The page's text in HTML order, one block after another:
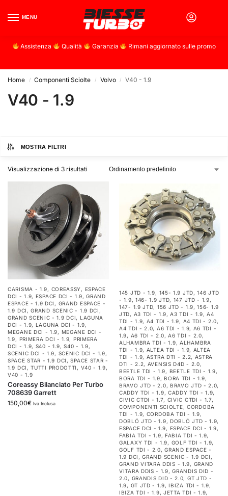
MENU
Assistenza Qualità Garanzia Rimani aggiornato sulle promo
Home / Componenti Sciolte / Volvo / V40 - 1.9
V40 - 1.9
MOSTRA FILTRI
Visualizzazione di 3 risultati
CARISMA - 1.9, COREASSY , ESPACE
DCI - 1.9, ESPACE DCI - 1.9,GRAND
ESPACE - 1.9 DCI , GRAND ESPACE -
1.9 DCI ,GRAND SCENIC - 1.9 DCI ,
GRAND SCENIC - 1.9 DCI, LAGUNA
DCI - 1.9, LAGUNA DCI - 1.9,
MEGANE DCI - 1.9, MEGANE DCI -
1.9, PRIMERA DCI - 1.9, PRIMERA
DCI - 1.9, S40 - 1.9,S40 - 1.9,
SCENIC DCI - 1.9, SCENIC DCI - 1.9,
SPACE STAR - 1.9 DCI ,SPACE STAR -
1.9 DCI ,TUTTI PRODOTTI , V40 - 1.9,
V40 - 1.9
Coreassy Bilanciato Per Turbo
708639 Garrett
150,00€ Iva Inclusa
145 JTD - 1.9, 145- 1.9 JTD,146 JTD
- 1.9, 146- 1.9 JTD, 147 JTD - 1.9,
147- 1.9 JTD, 156 JTD - 1.9,156- 1.9
JTD, A3 TDI - 1.9,A3 TDI - 1.9,A4
TDI - 1.9, A4 TDI - 1.9, A4 TDI - 2.0,
A4 TDI - 2.0, A6 TDI - 1.9, A6 TDI -
1.9, A6 TDI - 2.0,A6 TDI - 2.0,
ALHAMBRA TDI - 1.9,ALHAMBRA
TDI - 1.9, ALTEA TDI - 1.9, ALTEA
TDI - 1.9, ASTRA DTI - 2.2, ASTRA
DTI - 2.2, AVENSIS D4D - 2.0,
BEETLE TDI - 1.9, BEETLE TDI - 1.9,
BORA TDI - 1.9,BORA TDI - 1.9,
BRAVO JTD - 2.0, BRAVO JTD - 2.0,
CADDY TDI - 1.9, CADDY TDI - 1.9,
CIVIC CTDI - 1.7, CIVIC CTDI - 1.7,
COMPONENTI SCIOLTE,CORDOBA
TDI - 1.9, CORDOBA TDI - 1.9,
DOBLÓ JTD - 1.9, DOBLÓ JTD - 1.9,
ESPACE DCI - 1.9, ESPACE DCI - 1.9,
FABIA TDI - 1.9, FABIA TDI - 1.9,
GALAXY TDI - 1.9, GOLF TDI - 1.9,
GOLF TDI - 2.0,GRAND ESPACE -
1.9 DCI ,GRAND SCENIC - 1.9 DCI ,
GRAND VITARA DDIS - 1.9, GRAND
VITARA DDIS - 1.9,GRANDIS DID -
2.0, GRANDIS DID - 2.0, GT JTD -
1.9, GT JTD - 1.9,IBIZA TDI - 1.9,
IBIZA TDI - 1.9, JETTA TDI - 1.9,